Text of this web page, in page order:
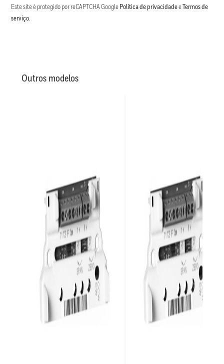
Este site é protegido por reCAPTCHA Google Política de privacidadee Termos de
serviço.
Outros modelos